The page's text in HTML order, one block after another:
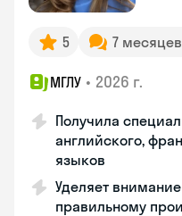
5 7
МГЛУ • 2026 г.
Получила
английского,
языков
Уделяет
правильному